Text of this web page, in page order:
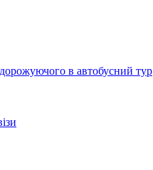
в автобусний тур